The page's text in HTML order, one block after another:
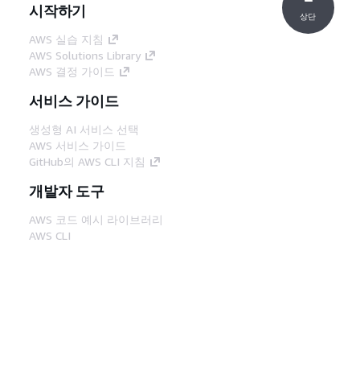
시작하기
AWS 실습 지침
AWS Solutions Library
AWS 결정 가이드
서비스 가이드
생성형 AI 서비스 선택
AWS 서비스 가이드
GitHub의 AWS CLI 지침
개발자 도구
AWS 코드 예시 라이브러리
AWS CLI
상단